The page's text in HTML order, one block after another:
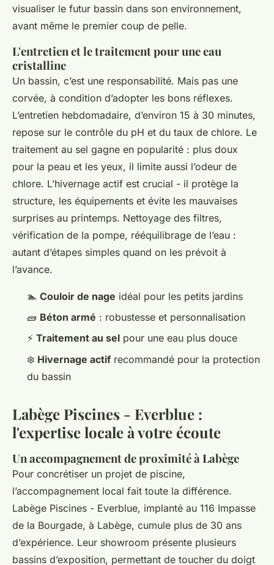
visualiser le futur bassin dans son environnement,
avant même le premier coup de pelle.
L'entretien et le traitement pour une eau
cristalline
Un bassin, c’est une responsabilité. Mais pas une
corvée, à condition d’adopter les bons réflexes.
L’entretien hebdomadaire, d’environ 15 à 30 minutes,
repose sur le contrôle du pH et du taux de chlore. Le
traitement au sel gagne en popularité : plus doux
pour la peau et les yeux, il limite aussi l’odeur de
chlore. L’hivernage actif est crucial - il protège la
structure, les équipements et évite les mauvaises
surprises au printemps. Nettoyage des filtres,
vérification de la pompe, rééquilibrage de l’eau :
autant d’étapes simples quand on les prévoit à
l’avance.
🏊 Couloir de nage idéal pour les petits jardins
🧱 Béton armé : robustesse et personnalisation
⚡ Traitement au sel pour une eau plus douce
❄️ Hivernage actif recommandé pour la protection
du bassin
Labège Piscines - Everblue :
l'expertise locale à votre écoute
Un accompagnement de proximité à Labège
Pour concrétiser un projet de piscine,
l’accompagnement local fait toute la différence.
Labège Piscines - Everblue, implanté au 116 Impasse
de la Bourgade, à Labège, cumule plus de 30 ans
d’expérience. Leur showroom présente plusieurs
bassins d’exposition, permettant de toucher du doigt